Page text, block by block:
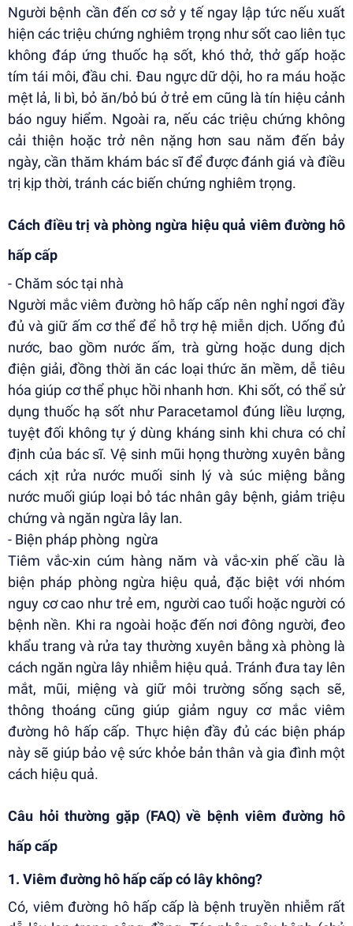
Người bệnh cần đến cơ sở y tế ngay lập tức nếu xuất
hiện các triệu chứng nghiêm trọng như sốt cao liên tục
không đáp ứng thuốc hạ sốt, khó thở, thở gấp hoặc
tím tái môi, đầu chi. Đau ngực dữ dội, ho ra máu hoặc
mệt lả, li bì, bỏ ăn/bỏ bú ở trẻ em cũng là tín hiệu cảnh
báo nguy hiểm. Ngoài ra, nếu các triệu chứng không
cải thiện hoặc trở nên nặng hơn sau năm đến bảy
ngày, cần thăm khám bác sĩ để được đánh giá và điều
trị kịp thời, tránh các biến chứng nghiêm trọng.
Cách điều trị và phòng ngừa hiệu quả viêm đường hô
hấp cấp
- Chăm sóc tại nhà
Người mắc viêm đường hô hấp cấp nên nghỉ ngơi đầy
đủ và giữ ấm cơ thể để hỗ trợ hệ miễn dịch. Uống đủ
nước, bao gồm nước ấm, trà gừng hoặc dung dịch
điện giải, đồng thời ăn các loại thức ăn mềm, dễ tiêu
hóa giúp cơ thể phục hồi nhanh hơn. Khi sốt, có thể sử
dụng thuốc hạ sốt như Paracetamol đúng liều lượng,
tuyệt đối không tự ý dùng kháng sinh khi chưa có chỉ
định của bác sĩ. Vệ sinh mũi họng thường xuyên bằng
cách xịt rửa nước muối sinh lý và súc miệng bằng
nước muối giúp loại bỏ tác nhân gây bệnh, giảm triệu
chứng và ngăn ngừa lây lan.
- Biện pháp phòng ngừa
Tiêm vắc-xin cúm hàng năm và vắc-xin phế cầu là
biện pháp phòng ngừa hiệu quả, đặc biệt với nhóm
nguy cơ cao như trẻ em, người cao tuổi hoặc người có
bệnh nền. Khi ra ngoài hoặc đến nơi đông người, đeo
khẩu trang và rửa tay thường xuyên bằng xà phòng là
cách ngăn ngừa lây nhiễm hiệu quả. Tránh đưa tay lên
mắt, mũi, miệng và giữ môi trường sống sạch sẽ,
thông thoáng cũng giúp giảm nguy cơ mắc viêm
đường hô hấp cấp. Thực hiện đầy đủ các biện pháp
này sẽ giúp bảo vệ sức khỏe bản thân và gia đình một
cách hiệu quả.
Câu hỏi thường gặp (FAQ) về bệnh viêm đường hô
hấp cấp
1. Viêm đường hô hấp cấp có lây không?
Có, viêm đường hô hấp cấp là bệnh truyền nhiễm rất